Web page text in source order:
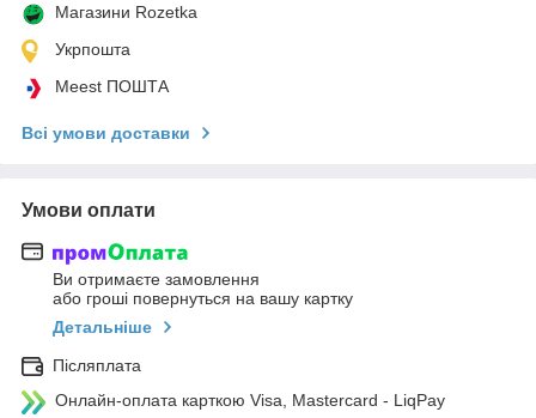
Магазини Rozetka
Укрпошта
Meest ПОШТА
Всі умови доставки
Умови оплати
Ви отримаєте замовлення
або гроші повернуться на вашу картку
Детальніше
Післяплата
Онлайн-оплата карткою Visa, Mastercard - LiqPay